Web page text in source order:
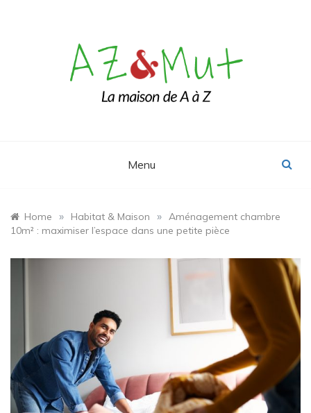
Menu
Home » Habitat & Maison » Aménagement chambre
10m² : maximiser l’espace dans une petite pièce